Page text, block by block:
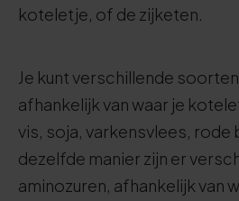
koteletje, of de zijketen.
Je kunt verschillende
afhankelijk van waar je
vis, soja, varkensvlees, rode
dezelfde manier zijn er
aminozuren, afhankelijk van